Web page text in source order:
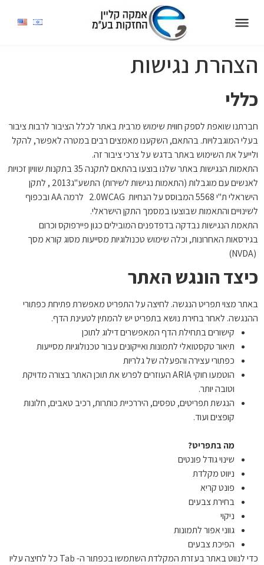
הצהרת נגישות
כללי
חברתנו שואפת לספק חווית שימוש מרבית באתר לכלל הציבור לרבות ציבור
בעלי המוגבלויות. בהתאם, השקענו מאמצים רבים במטרה לאפשר, להקל
ולייעל את השימוש באתר בדגש על צרכי ציבור זה.
התאמות הנגישות באתר שלנו בוצעו בהתאם לתקנה 35 בתקנות שוויון זכויות
לאנשים עם מוגבלות (התאמות נגישות לשירות) התשע"ג2013 , לתקן
הישראלי ת"י 5568 המבוסס על הנחיות 2.0WCAG לרמה AA ובכפוף
לשינויים והתאמות שבוצעו במסמך התקן הישראלי.
התאמת הנגישות נבדקה בדפדפנים המובילים כגון פיירפוקס וכרום
בגירסאות האחרונות, וכלה שימוש טכנולוגיות מסייעות מסוג קורא מסך
(NVDA)
כיצד הונגש האתר
באתר מצוי תפריט הנגשה. לחיצה על התפריט מאפשרת פתיחת כפתורי
ההנגשה. לאחר בחירת נושא בתפריט יש להמתין לטעינת הדף.
קישורים בתחילת הדף המאפשרים דילוג לתוכן
תיאור טקסטואלי לתמונות ואייקונים עבור טכנולוגיות מסייעות
כפתורי עצירה והפעלה של גלריות
הוטמעו חוקי ARIA העוזרים לפרש את תוכן האתר בצורה מדויקת
וטובה יותר.
הנגשת תפריטים, טפסים, היררכיית כותרות, רכיב טאבים, חלונות
קופצים ועוד.
מה בתפריט?
שינוי גודל פונטים
ניווט מקלדת
פונט קריא
בחירת צבעים
ניקוי
גווני אפור לתמונות
הפיכת צבעים
כדי לנווט באתר בעזרת המקלדת השתמשו בכפתור ה- Tab כל לחיצה עליו
visibility_off השבת את ההבזקים
zoom_out זום (הקטנה)
zoom_in זום (הגדלה)
remove_circle_outline הקטנת גופן
add_circle_outline הגדלת גופן
spellcheck גופן קריא
ניגודיות בהירה
format_underlined הוסף קו תחתון לקישורים
לאפס את כל האפשרויות
cached
הצהרת נגישות